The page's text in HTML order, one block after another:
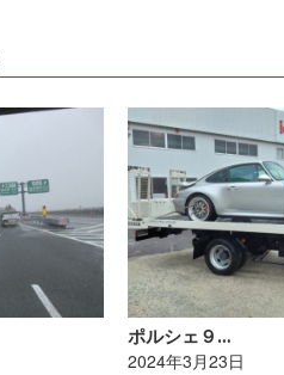
ポルシェ９…
2024年3月23日